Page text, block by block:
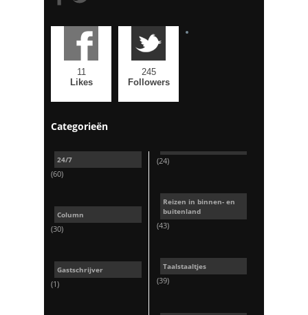
11
Likes
245
Followers
Categorieën
24/7
(60)
Column
(30)
Gastschrijver
(1)
(24)
Reizen in binnen- en
buitenland
(43)
Taalstaaltjes
(39)